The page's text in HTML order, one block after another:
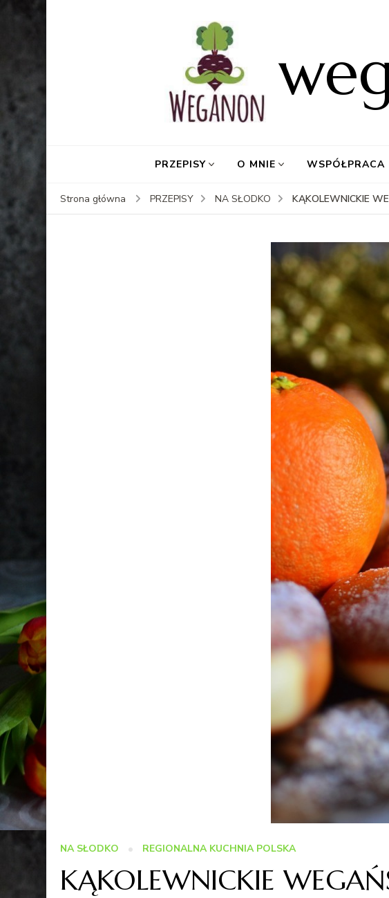
PRZEPISY O MNIE WSPÓŁPRACA
Strona główna PRZEPISY NA SŁODKO KĄKOLEWNICKIE
NA SŁODKO REGIONALNA KUCHNIA POLSKA
KĄKOLEWNICKIE